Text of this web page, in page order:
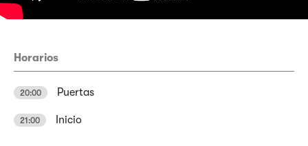
Horarios
20:00 Puertas
21:00 Inicio